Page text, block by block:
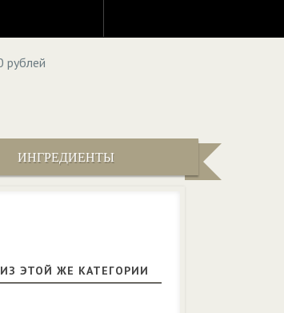
ИНГРЕДИЕНТЫ
ИЗ ЭТОЙ ЖЕ КАТЕГОРИИ